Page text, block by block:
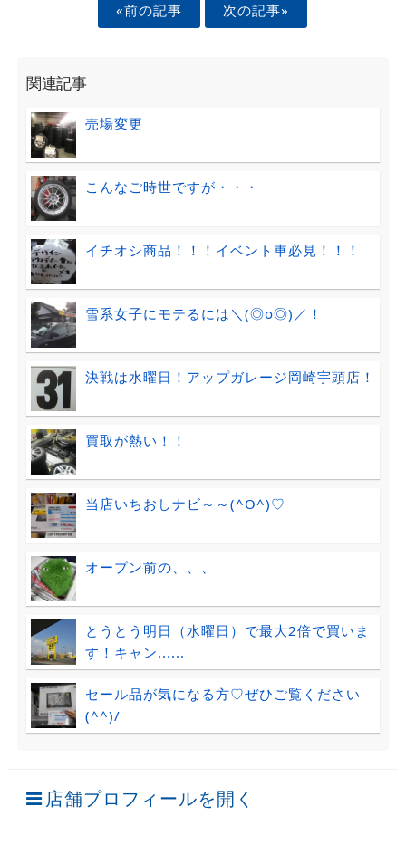
«前の記事 次の記事»
関連記事
売場変更
こんなご時世ですが・・・
イチオシ商品！！！イベント車必見！！！
雪系女子にモテるには＼(◎o◎)／！
決戦は水曜日！アップガレージ岡崎宇頭店！
買取が熱い！！
当店いちおしナビ～～(^O^)♡
オープン前の、、、
とうとう明日（水曜日）で最大2倍で買いま
す！キャン......
セール品が気になる方♡ぜひご覧ください
(^^)/
店舗プロフィールを開く